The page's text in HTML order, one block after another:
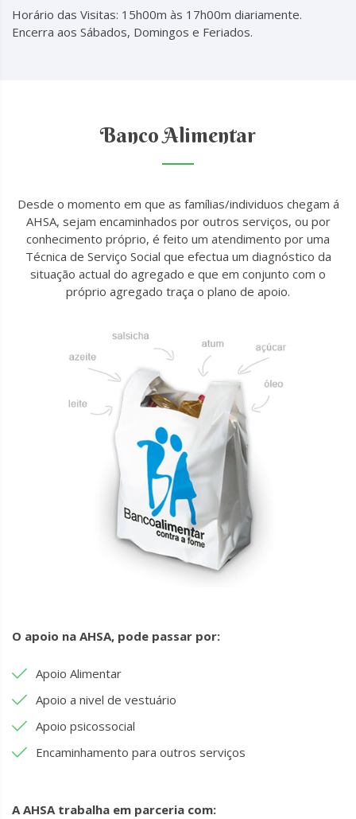
Horário das Visitas: 15h00m às 17h00m diariamente.
Encerra aos Sábados, Domingos e Feriados.
Banco Alimentar
Desde o momento em que as famílias/individuos chegam á
AHSA, sejam encaminhados por outros serviços, ou por
conhecimento próprio, é feito um atendimento por uma
Técnica de Serviço Social que efectua um diagnóstico da
situação actual do agregado e que em conjunto com o
próprio agregado traça o plano de apoio.
O apoio na AHSA, pode passar por:
Apoio Alimentar
Apoio a nivel de vestuário
Apoio psicossocial
Encaminhamento para outros serviços
A AHSA trabalha em parceria com: